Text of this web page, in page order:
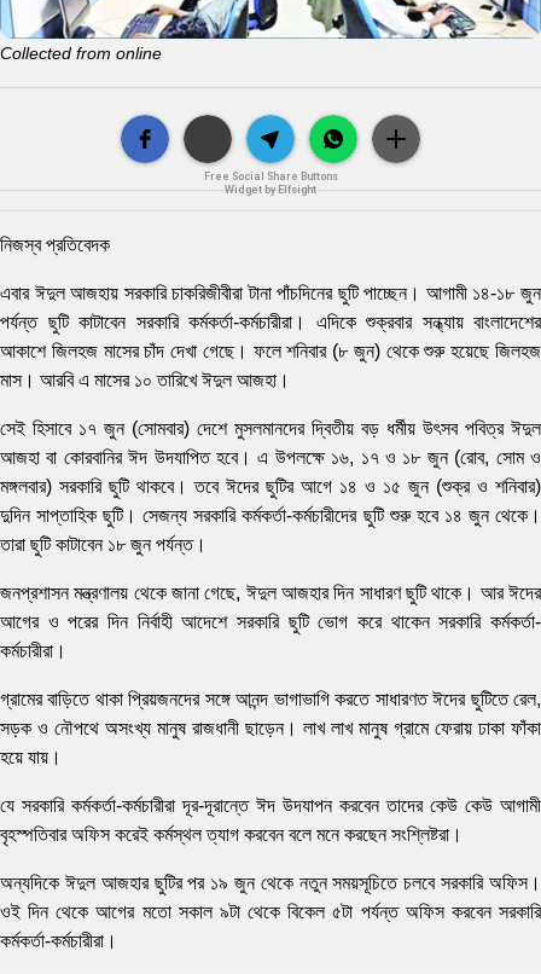
Collected from online
Free Social Share Buttons
Widget by Elfsight
নিজস্ব প্রতিবেদক
এবার ঈদুল আজহায় সরকারি চাকরিজীবীরা টানা পাঁচদিনের ছুটি পাচ্ছেন। আগামী ১৪-১৮ জুন
পর্যন্ত ছুটি কাটাবেন সরকারি কর্মকর্তা-কর্মচারীরা। এদিকে শুক্রবার সন্ধ্যায় বাংলাদেশের
আকাশে জিলহজ মাসের চাঁদ দেখা গেছে। ফলে শনিবার (৮ জুন) থেকে শুরু হয়েছে জিলহজ
মাস। আরবি এ মাসের ১০ তারিখে ঈদুল আজহা।
সেই হিসাবে ১৭ জুন (সোমবার) দেশে মুসলমানদের দ্বিতীয় বড় ধর্মীয় উৎসব পবিত্র ঈদুল
আজহা বা কোরবানির ঈদ উদযাপিত হবে। এ উপলক্ষে ১৬, ১৭ ও ১৮ জুন (রোব, সোম ও
মঙ্গলবার) সরকারি ছুটি থাকবে। তবে ঈদের ছুটির আগে ১৪ ও ১৫ জুন (শুক্র ও শনিবার)
দুদিন সাপ্তাহিক ছুটি। সেজন্য সরকারি কর্মকর্তা-কর্মচারীদের ছুটি শুরু হবে ১৪ জুন থেকে।
তারা ছুটি কাটাবেন ১৮ জুন পর্যন্ত।
জনপ্রশাসন মন্ত্রণালয় থেকে জানা গেছে, ঈদুল আজহার দিন সাধারণ ছুটি থাকে। আর ঈদের
আগের ও পরের দিন নির্বাহী আদেশে সরকারি ছুটি ভোগ করে থাকেন সরকারি কর্মকর্তা-
কর্মচারীরা।
গ্রামের বাড়িতে থাকা প্রিয়জনদের সঙ্গে আনন্দ ভাগাভাগি করতে সাধারণত ঈদের ছুটিতে রেল,
সড়ক ও নৌপথে অসংখ্য মানুষ রাজধানী ছাড়েন। লাখ লাখ মানুষ গ্রামে ফেরায় ঢাকা ফাঁকা
হয়ে যায়।
যে সরকারি কর্মকর্তা-কর্মচারীরা দূর-দূরান্তে ঈদ উদযাপন করবেন তাদের কেউ কেউ আগামী
বৃহস্পতিবার অফিস করেই কর্মস্থল ত্যাগ করবেন বলে মনে করছেন সংশ্লিষ্টরা।
অন্যদিকে ঈদুল আজহার ছুটির পর ১৯ জুন থেকে নতুন সময়সূচিতে চলবে সরকারি অফিস।
ওই দিন থেকে আগের মতো সকাল ৯টা থেকে বিকেল ৫টা পর্যন্ত অফিস করবেন সরকারি
কর্মকর্তা-কর্মচারীরা।